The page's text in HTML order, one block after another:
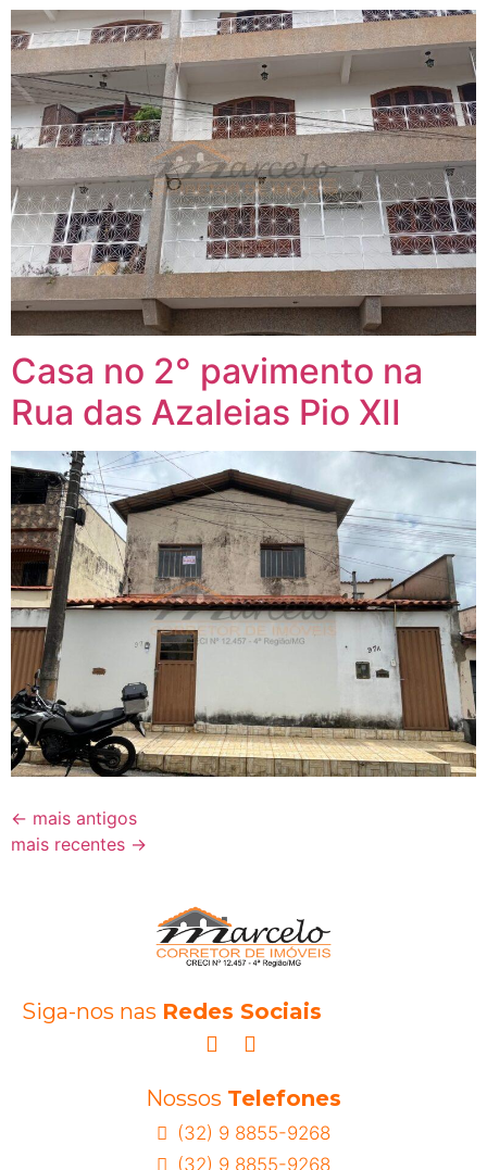
Casa no 2° pavimento na
Rua das Azaleias Pio XII
← mais antigos
mais recentes →
Siga-nos nas Redes Sociais
Nossos Telefones
(32) 9 8855-9268
(32) 9 8855-9268